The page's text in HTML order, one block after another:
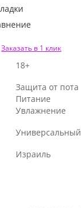
Заказать в 1 клик
18+
Защита от пота
Питание
Увлажнение
Универсальный
Израиль